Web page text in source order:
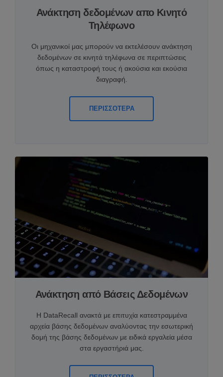
Ανάκτηση δεδομένων απο Κινητό
Τηλέφωνο
Οι μηχανικοί μας μπορούν να εκτελέσουν ανάκτηση
δεδομένων σε κινητά τηλέφωνα σε περιπτώσεις
όπως η καταστροφή τους ή ακούσια και εκούσια
διαγραφή.
ΠΕΡΙΣΣΟΤΕΡΑ
Ανάκτηση από Βάσεις Δεδομένων
Η DataRecall ανακτά με επιτυχία κατεστραμμένα
αρχεία βάσης δεδομένων αναλύοντας την εσωτερική
δομή της βάσης δεδομένων με ειδικά εργαλεία μέσα
στα εργαστήριά μας.